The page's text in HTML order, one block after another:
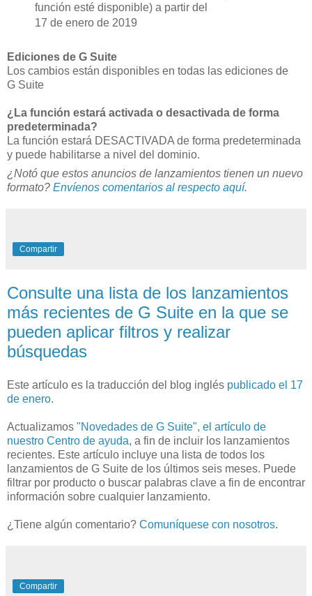
función esté disponible) a partir del
17 de enero de 2019
Ediciones de G Suite
Los cambios están disponibles en todas las ediciones de
G Suite
¿La función estará activada o desactivada de forma
predeterminada?
La función estará DESACTIVADA de forma predeterminada
y puede habilitarse a nivel del dominio.
¿Notó que estos anuncios de lanzamientos tienen un nuevo
formato? Envíenos comentarios al respecto aquí.
Compartir
Consulte una lista de los lanzamientos
más recientes de G Suite en la que se
pueden aplicar filtros y realizar
búsquedas
Este artículo es la traducción del blog inglés publicado el 17
de enero.
Actualizamos "Novedades de G Suite", el artículo de
nuestro Centro de ayuda, a fin de incluir los lanzamientos
recientes. Este artículo incluye una lista de todos los
lanzamientos de G Suite de los últimos seis meses. Puede
filtrar por producto o buscar palabras clave a fin de encontrar
información sobre cualquier lanzamiento.
¿Tiene algún comentario? Comuníquese con nosotros.
Compartir